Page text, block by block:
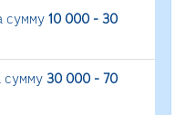
сумму 10 000 - 30
сумму 30 000 - 70